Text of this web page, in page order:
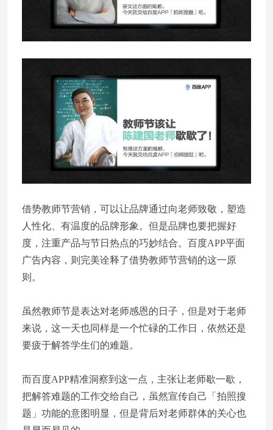
借势教师节营销，可以让品牌通过向老师致敬，塑造
人性化、有温度的品牌形象。但是品牌也要把握好
度，注重产品与节日热点的巧妙结合。百度APP平面
广告内容，则完美诠释了借势教师节营销的这一原
则。
虽然教师节是表达对老师感恩的日子，但是对于老师
来说，这一天也同样是一个忙碌的工作日，依然还是
要疲于解答学生们的难题。
而百度APP精准洞察到这一点，主张让老师歇一歇，
把解答难题的工作交给自己，虽然宣传自己「拍照搜
题」功能的意图明显，但是背后对老师群体的关心也